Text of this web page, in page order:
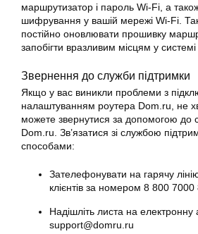
маршрутизатор і пароль Wi-Fi, а
шифрування у вашій мережі Wi-Fi.
постійно оновлювати прошивку
запобігти вразливим місцям у системі
Звернення до служби підтримки
Якщо у вас виникли проблеми з
налаштуванням роутера Dom.ru, не
можете звернутися за допомогою до
Dom.ru. Зв’язатися зі службою
способами:
Зателефонувати на гарячу
клієнтів за номером 8 800 7000
Надішліть листа на електронну
support@domru.ru